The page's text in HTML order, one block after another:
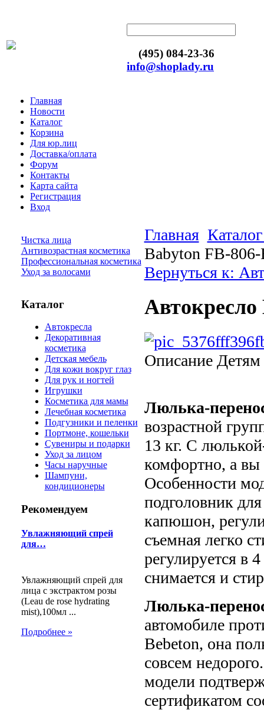
(495) 084-23-36
info@shoplady.ru
Главная
Новости
Каталог
Корзина
Для юр.лиц
Доставка/оплата
Форум
Контакты
Карта сайта
Регистрация
Вход
Чистка лица
Антивозрастная косметика
Профессиональная косметика
Уход за волосами
Каталог
Автокресла
Декоративная
косметика
Детская мебель
Для кожи вокруг глаз
Для рук и ногтей
Игрушки
Косметика для мамы
Лечебная косметика
Подгузники и пеленки
Портмоне, кошельки
Сувениры и подарки
Уход за лицом
Часы наручные
Шампуни,
кондиционеры
Рекомендуем
Увлажняющий спрей
для…
Увлажняющий спрей для
лица с экстрактом розы
(Leau de rose hydrating
mist),100мл ...
Подробнее »
Главная
Babyton FB-806-
Вернуться к:
Автокресло
ОписаниеДетям
Люлька-
возрастной
13 кг. С
комфортно, а вы
Особенности
подголовник
капюшон,
съемная легко
регулируется в
снимается и
Люлька-
автомобиле
Bebeton, она
совсем
модели
сертификатом